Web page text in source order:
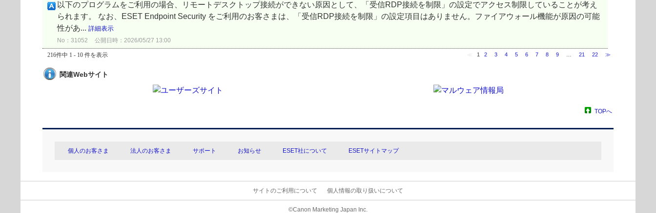
以下のプログラムをご利用の場合、リモートデスクトップ接続ができない原因として、「受信RDP接続を制限」の設定でアクセス制限していることが考え
られます。 なお、ESET Endpoint Security をご利用のお客さまは、「受信RDP接続を制限」の設定項目はありません。ファイアウォール機能が原因の可能
性があ... 詳細表示
No：31052 公開日時：2026/05/27 13:00
216件中 1 - 10 件を表示 1 2 3 4 5 6 7 8 9 21 22 ≫
関連Webサイト
TOPへ
個人のお客さま 法人のお客さま サポート お知らせ ESET社について ESETサイトマップ
サイトのご利用について 個人情報の取り扱いについて
©Canon Marketing Japan Inc.